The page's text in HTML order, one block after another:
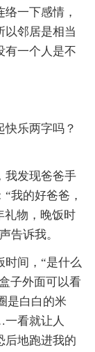
一下感情，
以邻居是相当
有一个人是不
乐两字吗？
我发现爸爸手
我的好爸爸，
礼物，晚饭时
告诉我。
时间，“是什么
子外面可以看
是白白的米
看就让人
后地跑进我的